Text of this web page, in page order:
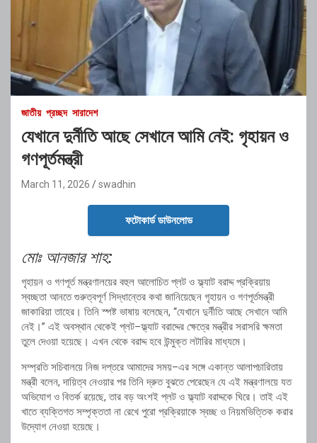
জাতীয় প্রচ্ছদ সারাদেশ
যেখানে দুর্নীতি আছে সেখানে আমি নেই: গৃহায়ন ও
গণপূর্তমন্ত্রী
March 11, 2026 swadhin
ফটোকার্ড ডাউনলোড
মোঃ আনজার শাহ:
গৃহায়ন ও গণপূর্ত মন্ত্রণালয়ের বহুল আলোচিত প্লট ও ফ্ল্যাট বরাদ্দ প্রক্রিয়ায়
স্বচ্ছতা আনতে গুরুত্বপূর্ণ সিদ্ধান্তের কথা জানিয়েছেন গৃহায়ন ও গণপূর্তমন্ত্রী
জাকারিয়া তাহের। তিনি স্পষ্ট ভাষায় বলেছেন, “যেখানে দুর্নীতি আছে সেখানে আমি
নেই।” এই অবস্থান থেকেই প্লট–ফ্ল্যাট বরাদ্দের ক্ষেত্রে মন্ত্রীর সরাসরি ক্ষমতা
তুলে দেওয়া হয়েছে। এখন থেকে বরাদ্দ হবে উন্মুক্ত লটারির মাধ্যমে।
সম্প্রতি সচিবালয়ে নিজ দপ্তরে আমাদের সময়–এর সঙ্গে একান্ত আলাপচারিতায়
মন্ত্রী বলেন, দায়িত্ব নেওয়ার পর তিনি দ্রুত বুঝতে পেরেছেন যে এই মন্ত্রণালয়ে যত
অভিযোগ ও বিতর্ক রয়েছে, তার বড় অংশই প্লট ও ফ্ল্যাট বরাদ্দকে ঘিরে। তাই এই
খাতে ব্যক্তিগত সম্পৃক্ততা না রেখে পুরো প্রক্রিয়াকে স্বচ্ছ ও নিয়মভিত্তিক করার
উদ্যোগ নেওয়া হয়েছে।